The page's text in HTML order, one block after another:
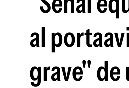
al
grave" de